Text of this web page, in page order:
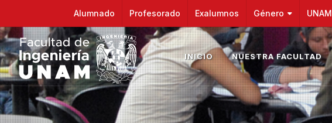
Alumnado Profesorado Exalumnos Género UNAM
INICIO NUESTRA FACULTAD